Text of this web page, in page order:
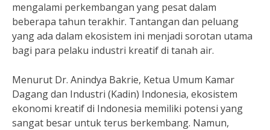
mengalami perkembangan yang pesat dalam
beberapa tahun terakhir. Tantangan dan peluang
yang ada dalam ekosistem ini menjadi sorotan utama
bagi para pelaku industri kreatif di tanah air.
Menurut Dr. Anindya Bakrie, Ketua Umum Kamar
Dagang dan Industri (Kadin) Indonesia, ekosistem
ekonomi kreatif di Indonesia memiliki potensi yang
sangat besar untuk terus berkembang. Namun,